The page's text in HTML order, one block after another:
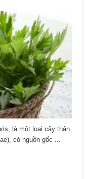
là một loại cây thân
có nguồn gốc ...